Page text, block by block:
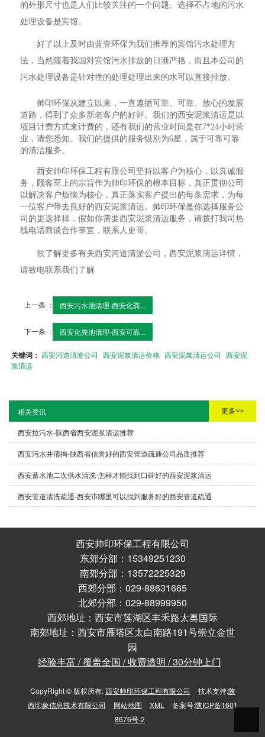
的外形尺寸也是人们比较关注的一个问题。选择不占地的污水
处理设备是宾馆。
好了以上及时由蓝壹环保为我们推荐的宾馆污水处理方
法，当然随着我国对宾馆污水排放的日渐严格，而且本公司的
污水处理设备是针对性的处理处理出来的水可以直接排放。
帅印环保从建立以来，一直遵循可靠、可靠、放心的发展
道路，得到了众多新老客户的好评。我们的西安泥浆清运是以
项目计费方式来计费的，还有我们的营业时间是在7*24小时营
业，请您悉知。我们的提供的服务级别为6星，属于可靠可靠
的清洁服务。
西安帅印环保工程有限公司坚持以客户为核心，以真诚服
务，顾客至上的宗旨作为帅印环保的根本目标，真正贯彻公司
以解决客户烦恼为核心，真正落实客户提出的每条需求，为每
一位客户带去良好的西安泥浆清运。帅印环保是你选择服务公
司的更选择择，假如你需要西安泥浆清运服务，请拨打我司热
线电话商谈合作事宜，联系人史哥。
欲了解更多有关西安河道清淤公司，西安泥浆清运详情，
请致电联系我们了解
上一条 ： 西安污水池清理-西安化粪...
下一条 ： 西安化粪池清理-西安可靠...
关键词：西安河道清淤公司 西安泥浆清运价格 西安泥浆清运公司
西安泥
浆清运
相关资讯 更多>>
西安拉污水-陕西省西安泥浆清运推荐
西安污水井清掏-陕西省信誉好的西安管道疏通公司品质推荐
西安蓄水池二次供水清洗-怎样才能找到口碑好的西安泥浆清运
西安管道清洗疏通-西安市哪里可以找到服务好的西安管道疏通
西安帅印环保工程有限公司
东郊分部：15349251230
南郊分部：13572225329
西郊分部：029-88631665
北郊分部：029-88999950
西郊地址：西安市莲湖区丰禾路太奥国际
南郊地址：西安市雁塔区太白南路191号崇立金世
园
经验丰富 / 覆盖全国 / 收费透明 / 30分钟上门
CopyRight © 版权所有:西安帅印环保工程有限公司 技术支持:陕
西印象信息技术有限公司
网站地图 XML 备案号:陕ICP备1601
8676号-2